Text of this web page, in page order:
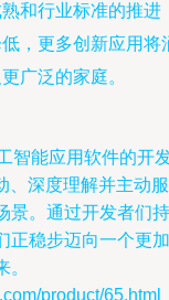
和行业标准的推进
，更多创新应用将
广泛的家庭。
智能应用软件的开
、深度理解并主动服
景。通过开发者们持
正稳步迈向一个更加
product/65.html